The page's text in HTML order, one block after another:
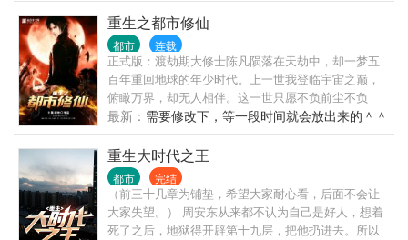
袋，看着那个绝美的身影，轻声笑道:“她偷偷把我的书
给漫画改编了……”
重生之都市修仙
都市 连载
正式版：渡劫期大修士陈凡陨落在天劫中，却一梦五
百年重回地球的年少时代。上一世我登临宇宙之巅，
俯瞰万界，却无人相伴。这一世只愿不负前尘不负
卿。通俗版：修行五百年的渡劫期修仙者重生回都
市，弥补遗憾，扮猪吃老虎的故事。修仙书友群：
415550977，欢迎各位书友。
最新： 需要修改下，等一段时间就会放出来的＾＾
重生大时代之王
都市 完结
（前三十几章为铺垫，希望大家耐心看，后面不会让
大家失望。） 周安东从来都不认为自己是好人，想着
死了之后，地狱得开辟第十九层，把他扔进去。所以